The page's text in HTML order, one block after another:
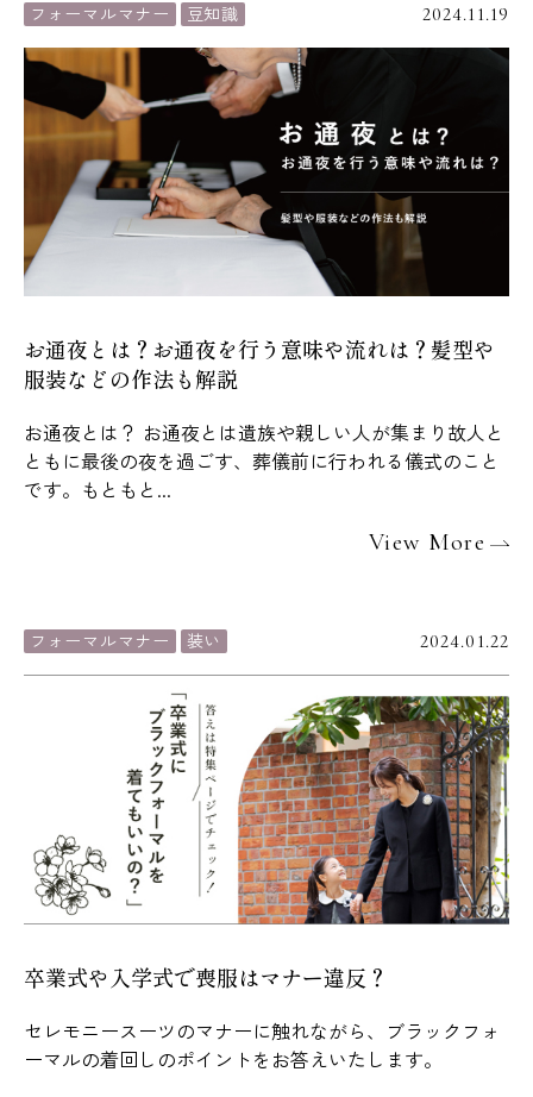
フォーマルマナー 豆知識 2024.11.19
お通夜とは？お通夜を行う意味や流れは？髪型や
服装などの作法も解説
お通夜とは？ お通夜とは遺族や親しい人が集まり故人と
ともに最後の夜を過ごす、葬儀前に行われる儀式のこと
です。もともと...
View More
フォーマルマナー 装い 2024.01.22
卒業式や入学式で喪服はマナー違反？
セレモニースーツのマナーに触れながら、ブラックフォ
ーマルの着回しのポイントをお答えいたします。